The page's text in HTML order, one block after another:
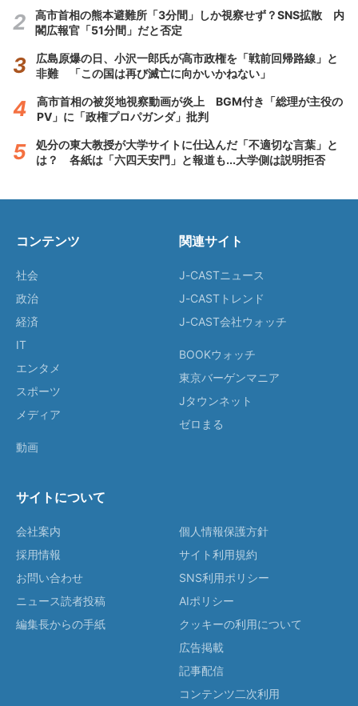
高市首相の熊本避難所「3分間」しか視察せず？SNS拡散 内
閣広報官「51分間」だと否定
広島原爆の日、小沢一郎氏が高市政権を「戦前回帰路線」と
非難 「この国は再び滅亡に向かいかねない」
高市首相の被災地視察動画が炎上 BGM付き「総理が主役の
PV」に「政権プロパガンダ」批判
処分の東大教授が大学サイトに仕込んだ「不適切な言葉」と
は？ 各紙は「六四天安門」と報道も...大学側は説明拒否
コンテンツ
社会
政治
経済
IT
エンタメ
スポーツ
メディア
動画
関連サイト
J-CASTニュース
J-CASTトレンド
J-CAST会社ウォッチ
BOOKウォッチ
東京バーゲンマニア
Jタウンネット
ゼロまる
サイトについて
会社案内
採用情報
お問い合わせ
ニュース読者投稿
編集長からの手紙
個人情報保護方針
サイト利用規約
SNS利用ポリシー
AIポリシー
クッキーの利用について
広告掲載
記事配信
コンテンツ二次利用